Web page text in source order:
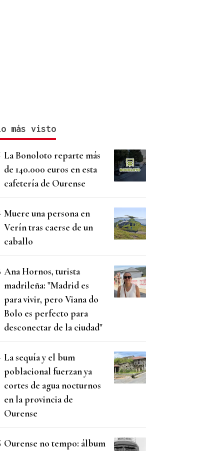
más visto
La Bonoloto reparte más
de 140.000 euros en esta
cafetería de Ourense
Muere una persona en
Verín tras caerse de un
caballo
Ana Hornos, turista
madrileña: "Madrid es
para vivir, pero Viana do
Bolo es perfecto para
desconectar de la ciudad"
La sequía y el bum
poblacional fuerzan ya
cortes de agua nocturnos
en la provincia de
Ourense
Ourense no tempo: álbum